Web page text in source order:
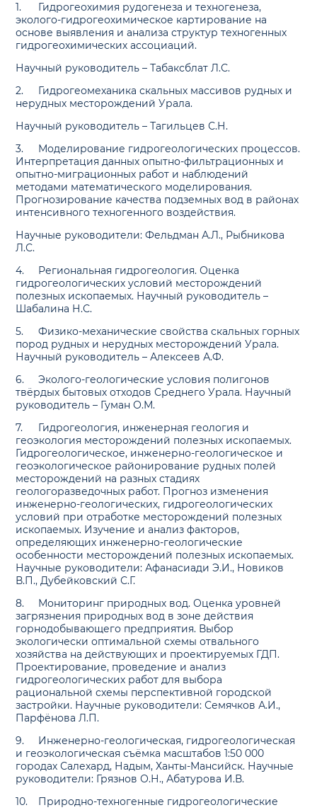
1.
Гидрогеохимия рудогенеза и техногенеза,
эколого-гидрогеохимическое картирование на
основе выявления и анализа структур техногенных
гидрогеохимических ассоциаций.
Научный руководитель – Табаксблат Л.С.
2.
Гидрогеомеханика скальных массивов рудных и
нерудных месторождений Урала.
Научный руководитель – Тагильцев С.Н.
3.
Моделирование гидрогеологических процессов.
Интерпретация данных опытно-фильтрационных и
опытно-миграционных работ и наблюдений
методами математического моделирования.
Прогнозирование качества подземных вод в районах
интенсивного техногенного воздействия.
Научные руководители: Фельдман А.Л., Рыбникова
Л.С.
4.
Региональная гидрогеология. Оценка
гидрогеологических условий месторождений
полезных ископаемых. Научный руководитель –
Шабалина Н.С.
5.
Физико-механические свойства скальных горных
пород рудных и нерудных месторождений Урала.
Научный руководитель – Алексеев А.Ф.
6.
Эколого-геологические условия полигонов
твёрдых бытовых отходов Среднего Урала. Научный
руководитель – Гуман О.М.
7.
Гидрогеология, инженерная геология и
геоэкология месторождений полезных ископаемых.
Гидрогеологическое, инженерно-геологическое и
геоэкологическое районирование рудных полей
месторождений на разных стадиях
геологоразведочных работ. Прогноз изменения
инженерно-геологических, гидрогеологических
условий при отработке месторождений полезных
ископаемых. Изучение и анализ факторов,
определяющих инженерно-геологические
особенности месторождений полезных ископаемых.
Научные руководители: Афанасиади Э.И., Новиков
В.П., Дубейковский С.Г.
8.
Мониторинг природных вод. Оценка уровней
загрязнения природных вод в зоне действия
горнодобывающего предприятия. Выбор
экологически оптимальной схемы отвального
хозяйства на действующих и проектируемых ГДП.
Проектирование, проведение и анализ
гидрогеологических работ для выбора
рациональной схемы перспективной городской
застройки. Научные руководители: Семячков А.И.,
Парфёнова Л.П.
9.
Инженерно-геологическая, гидрогеологическая
и геоэкологическая съёмка масштабов 1:50 000
городах Салехард, Надым, Ханты-Мансийск. Научные
руководители: Грязнов О.Н., Абатурова И.В.
10.
Природно-техногенные гидрогеологические